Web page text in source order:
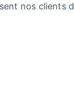
nos clients